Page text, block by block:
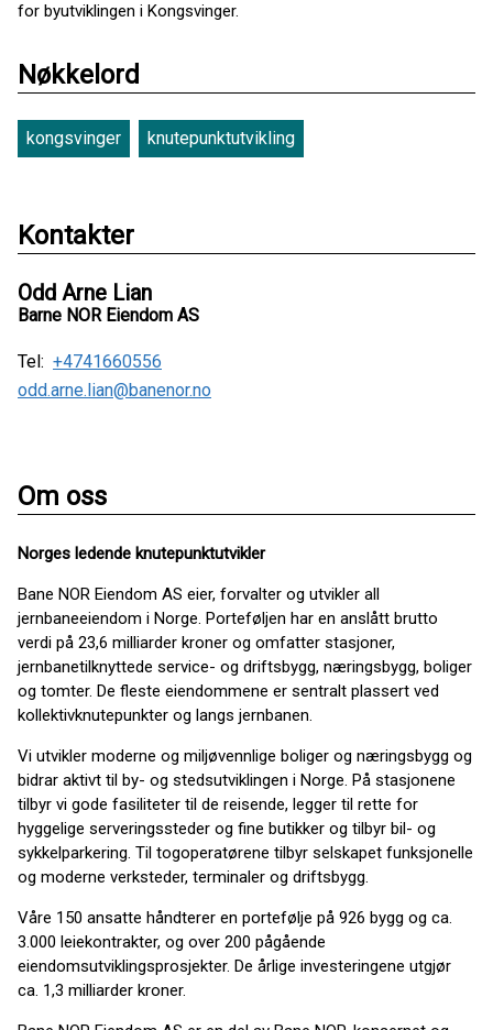
for byutviklingen i Kongsvinger.
Nøkkelord
kongsvinger knutepunktutvikling
Kontakter
Odd Arne Lian
Barne NOR Eiendom AS
Tel: +4741660556
odd.arne.lian@banenor.no
Om oss
Norges ledende knutepunktutvikler
Bane NOR Eiendom AS eier, forvalter og utvikler all
jernbaneeiendom i Norge. Porteføljen har en anslått brutto
verdi på 23,6 milliarder kroner og omfatter stasjoner,
jernbanetilknyttede service- og driftsbygg, næringsbygg, boliger
og tomter. De fleste eiendommene er sentralt plassert ved
kollektivknutepunkter og langs jernbanen.
Vi utvikler moderne og miljøvennlige boliger og næringsbygg og
bidrar aktivt til by- og stedsutviklingen i Norge. På stasjonene
tilbyr vi gode fasiliteter til de reisende, legger til rette for
hyggelige serveringssteder og fine butikker og tilbyr bil- og
sykkelparkering. Til togoperatørene tilbyr selskapet funksjonelle
og moderne verksteder, terminaler og driftsbygg.
Våre 150 ansatte håndterer en portefølje på 926 bygg og ca.
3.000 leiekontrakter, og over 200 pågående
eiendomsutviklingsprosjekter. De årlige investeringene utgjør
ca. 1,3 milliarder kroner.